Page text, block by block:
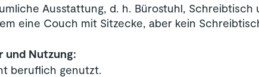
wie die Privathaftpflichtversicherung
absetzbar ist, finden Sie
Ausstattung, d. h. Bürostuhl, Schreibtisch
eine Couch mit Sitzecke, aber kein
und Nutzung:
beruflich genutzt.